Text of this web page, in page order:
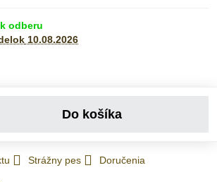
odberu
10.08.2026
Do košíka
Strážny pes Doručenia